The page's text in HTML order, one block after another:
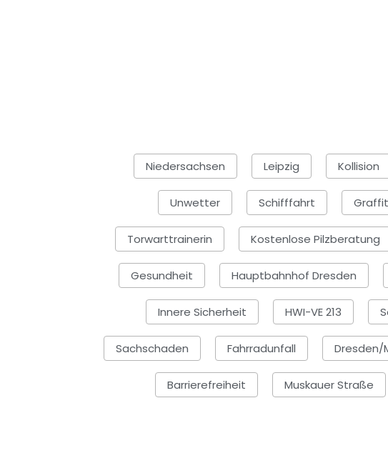
Niedersachsen Leipzig Kollision
Unwetter Schifffahrt
Torwarttrainerin Kostenlose Pilzberatung
Gesundheit Hauptbahnhof Dresden
Innere Sicherheit HWI-VE 213
Sachschaden Fahrradunfall Dresden/
Barrierefreiheit Muskauer Straße